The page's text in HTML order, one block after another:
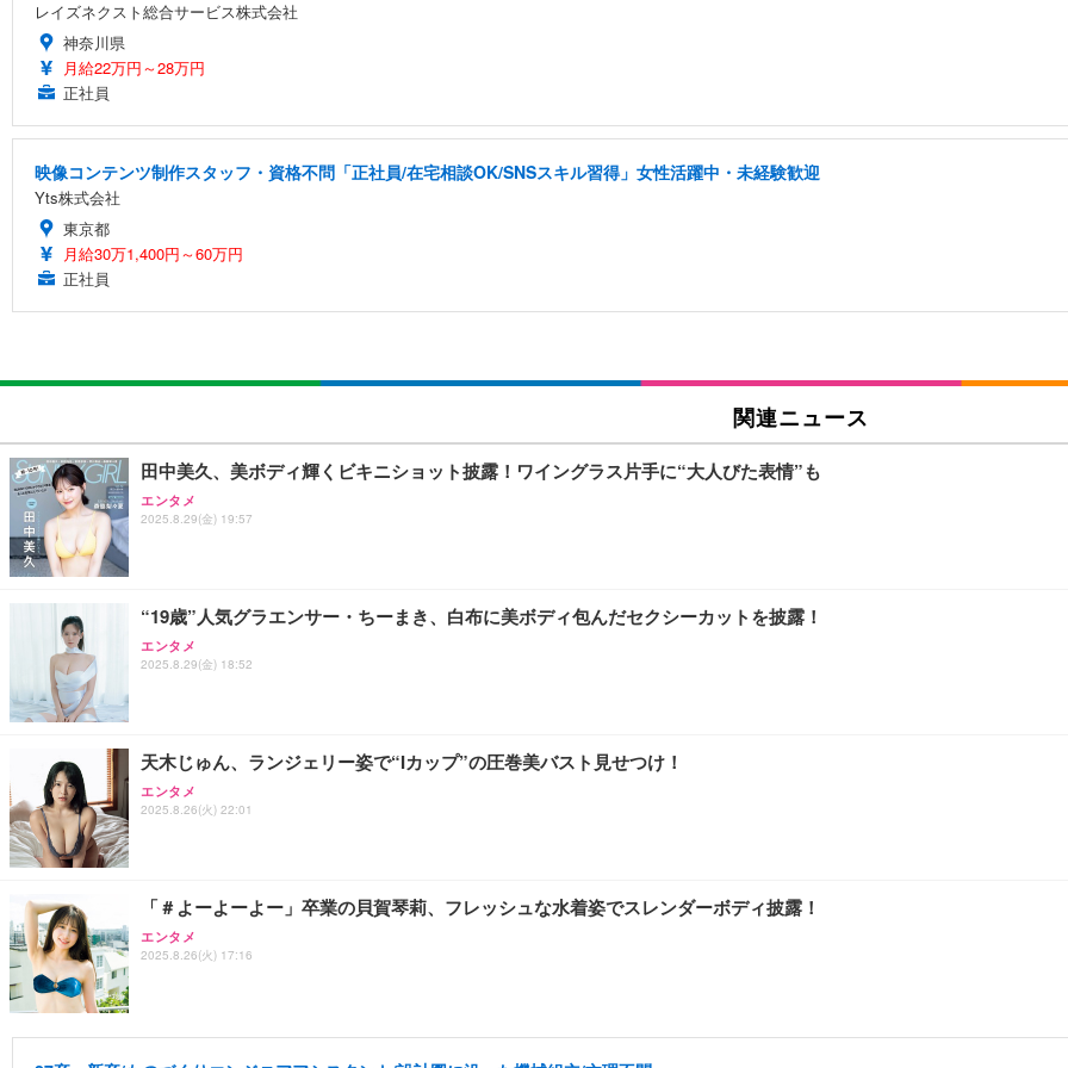
レイズネクスト総合サービス株式会社
神奈川県
月給22万円～28万円
正社員
映像コンテンツ制作スタッフ・資格不問「正社員/在宅相談OK/SNSスキル習得」女性活躍中・未経験歓迎
Yts株式会社
東京都
月給30万1,400円～60万円
正社員
関連ニュース
田中美久、美ボディ輝くビキニショット披露！ワイングラス片手に“大人びた表情”も
エンタメ
2025.8.29(金) 19:57
“19歳”人気グラエンサー・ちーまき、白布に美ボディ包んだセクシーカットを披露！
エンタメ
2025.8.29(金) 18:52
天木じゅん、ランジェリー姿で“Iカップ”の圧巻美バスト見せつけ！
エンタメ
2025.8.26(火) 22:01
「＃よーよーよー」卒業の貝賀琴莉、フレッシュな水着姿でスレンダーボディ披露！
エンタメ
2025.8.26(火) 17:16